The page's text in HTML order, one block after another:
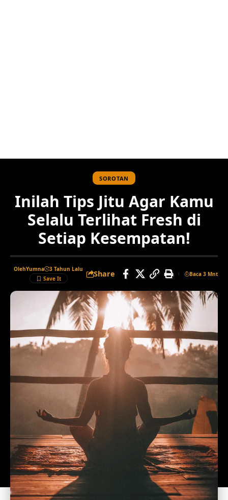
SOROTAN
Inilah Tips Jitu Agar Kamu
Selalu Terlihat Fresh di
Setiap Kesempatan!
OlehYumna 3 Tahun Lalu Share Baca 3 Mnt